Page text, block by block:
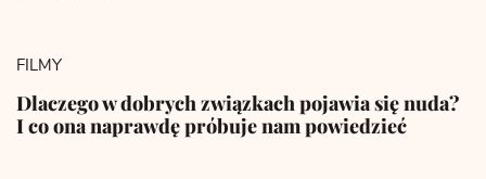
FILMY
Dlaczego w dobrych związkach pojawia się nuda?
I co ona naprawdę próbuje nam powiedzieć